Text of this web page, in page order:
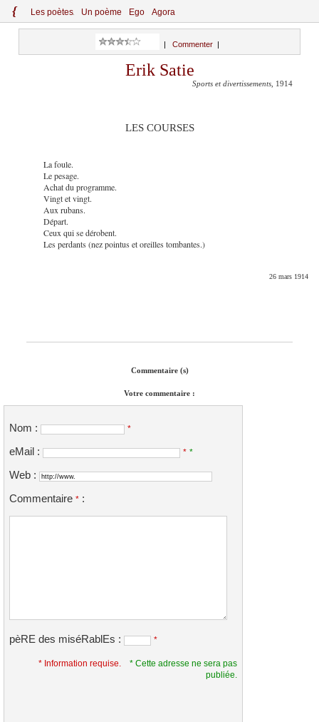
{ Les poètes Un poème Ego Agora
Commenter
Erik Satie
Sports et divertissements , 1914
LES COURSES
La foule.
Le pesage.
Achat du programme.
Vingt et vingt.
Aux rubans.
Départ.
Ceux qui se dérobent.
Les perdants (nez pointus et oreilles tombantes.)
26 mars 1914
Commentaire (s)
Votre commentaire :
Nom : *
eMail : * *
Web :
Commentaire * :
pèRE des miséRablEs : *
* Information requise.
* Cette adresse ne sera pas
publiée.